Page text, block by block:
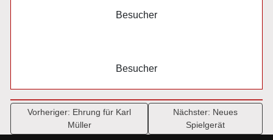
Besucher
Besucher
Beitragsnavigation
Vorheriger: Ehrung für Karl
Müller
Nächster: Neues
Spielgerät